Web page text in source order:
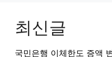
최신글
국민은행 이체한도 증액